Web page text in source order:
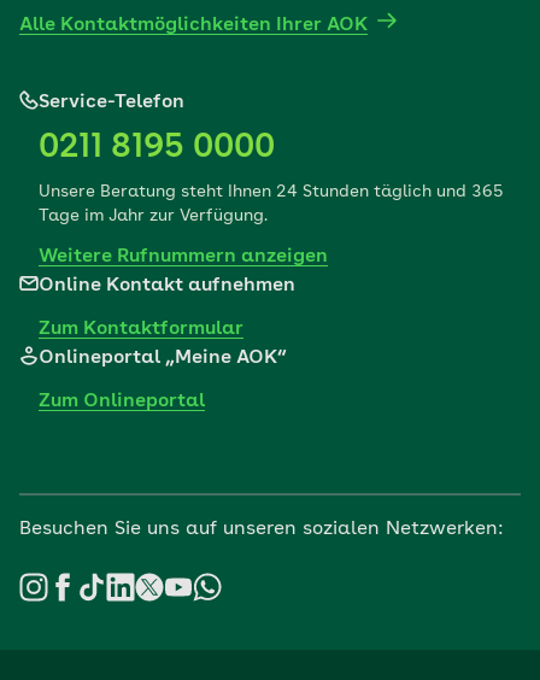
Alle Kontaktmöglichkeiten Ihrer AOK
Service-Telefon
0211 8195 0000
Unsere Beratung steht Ihnen 24 Stunden täglich und 365
Tage im Jahr zur Verfügung.
Weitere Rufnummern anzeigen
Online Kontakt aufnehmen
Zum Kontaktformular
Onlineportal „Meine AOK“
Zum Onlineportal
Besuchen Sie uns auf unseren sozialen Netzwerken: